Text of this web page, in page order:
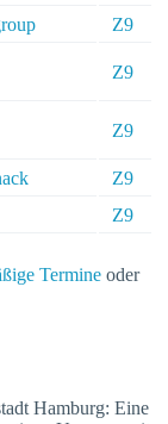
Z9
Z9
Z9
Z9
Z9
Termine oder
Hamburg: Eine